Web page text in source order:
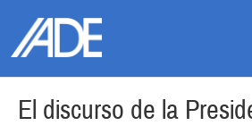
El discurso de la